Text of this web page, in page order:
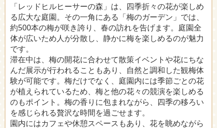
「レッドヒルヒーサーの森」は、四季折々の花が楽しめ
る広大な庭園。その一角にある「梅のガーデン」では、
約500本の梅が咲き誇り、春の訪れを告げます。庭園全
体が広いため人が分散し、静かに梅を楽しめるのが魅力
です。
滞在中は、梅の開花に合わせて散策イベントや花にちな
んだ展示が行われることもあり、自然と調和した観梅体
験が可能です。梅だけでなく、庭園内には季節ごとの花
が植えられているため、梅と他の花々の競演を楽しめる
のもポイント。梅の香りに包まれながら、四季の移ろい
を感じられる贅沢な時間を過ごせます。
園内にはカフェや休憩スペースもあり、花を眺めながら